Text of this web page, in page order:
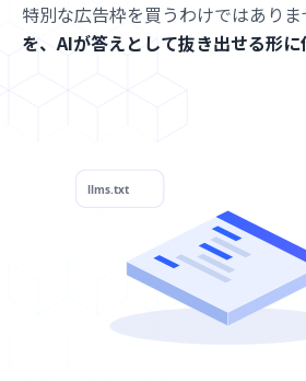
特別な広告枠を買うわけではありま
を、AIが答えとして抜き出せる形
llms.txt